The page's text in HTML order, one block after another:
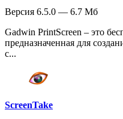
Версия 6.5.0 — 6.7 Мб
Gadwin PrintScreen – это
предназначенная для
с...
ScreenTake